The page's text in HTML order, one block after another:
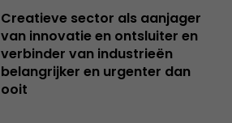
Creatieve sector als aanjager
van innovatie en ontsluiter en
verbinder van industrieën
belangrijker en urgenter dan
ooit